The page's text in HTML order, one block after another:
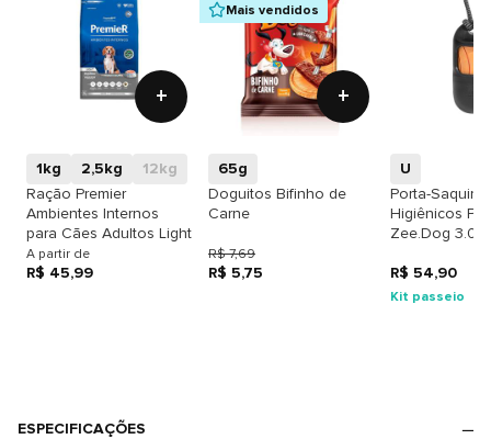
+
1kg 2,5kg
12kg
Ração Premier
Ambientes Internos
para Cães Adultos Light
A partir de
R$ 45,99
Mais vendidos
+
65g
Doguitos Bifinho de
Carne
R$ 7,69
R$ 5,75
U
Porta-
Higiênicos
Zee.Dog 3.0
R$ 54,90
Kit passeio
ESPECIFICAÇÕES